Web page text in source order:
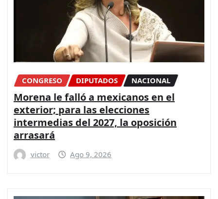
CONGRESO DIPUTADOS NACIONAL
Morena le falló a mexicanos en el
exterior; para las elecciones
intermedias del 2027, la oposición
arrasará
victor Ago 9, 2026